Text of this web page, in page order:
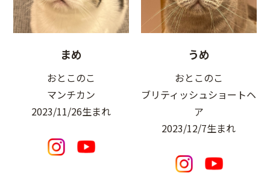
まめ
おとこのこ
マンチカン
2023/11/26生まれ
うめ
おとこのこ
ブリティッシュショートヘ
ア
2023/12/7生まれ